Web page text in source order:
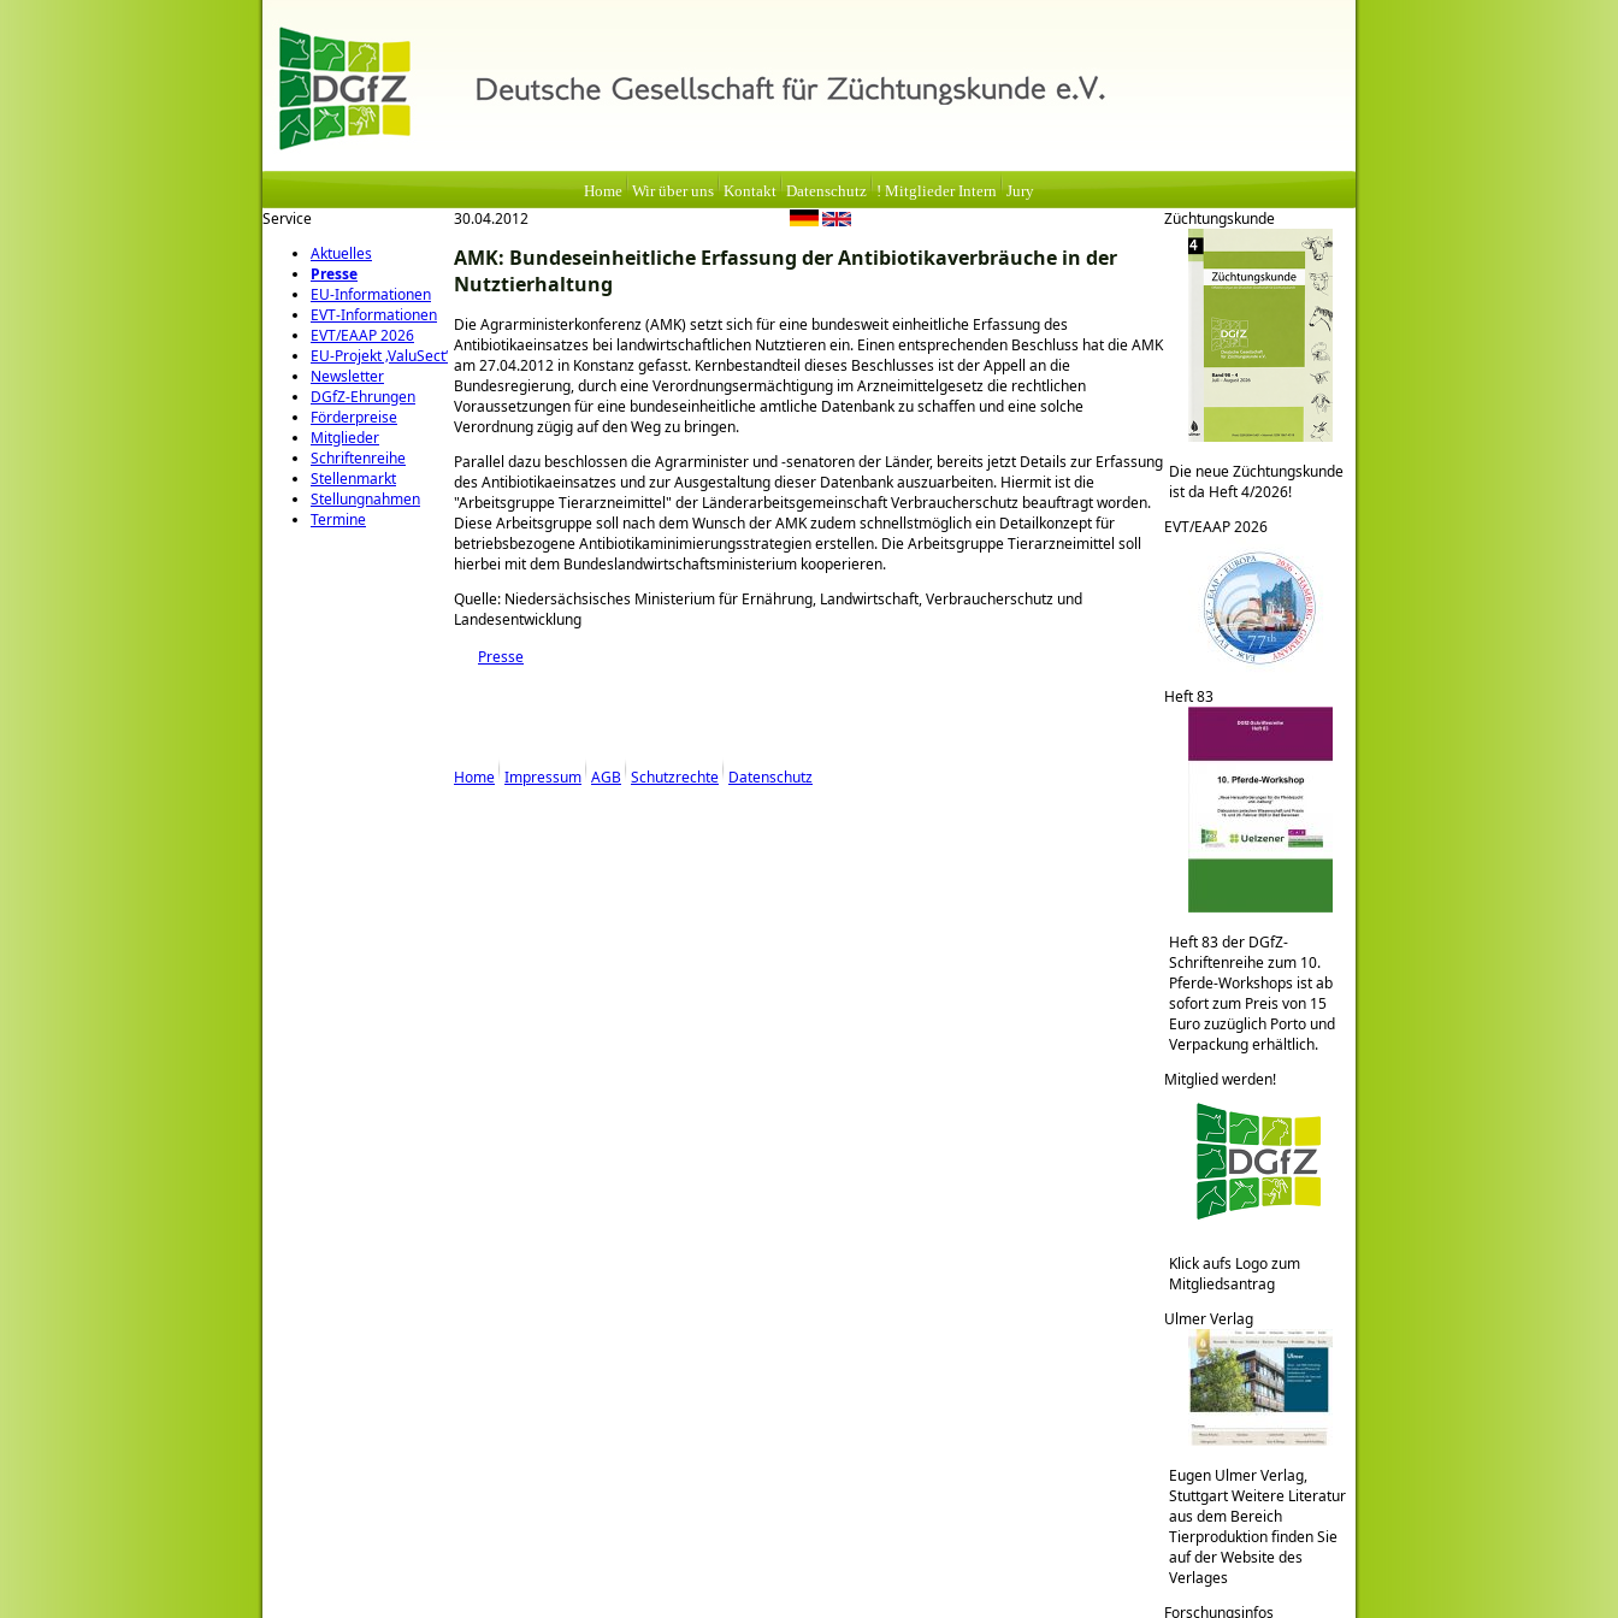
Home Wir über uns Kontakt Datenschutz ! Mitglieder Intern Jury
Service
Aktuelles
Presse
EU-Informationen
EVT-Informationen
EVT/EAAP 2026
EU-Projekt ‚ValuSect‘
Newsletter
DGfZ-Ehrungen
Förderpreise
Mitglieder
Schriftenreihe
Stellenmarkt
Stellungnahmen
Termine
30.04.2012
AMK: Bundeseinheitliche Erfassung der Antibiotikaverbräuche in der
Nutztierhaltung
Die Agrarministerkonferenz (AMK) setzt sich für eine bundesweit einheitliche Erfassung des
Antibiotikaeinsatzes bei landwirtschaftlichen Nutztieren ein. Einen entsprechenden Beschluss hat die AMK
am 27.04.2012 in Konstanz gefasst. Kernbestandteil dieses Beschlusses ist der Appell an die
Bundesregierung, durch eine Verordnungsermächtigung im Arzneimittelgesetz die rechtlichen
Voraussetzungen für eine bundeseinheitliche amtliche Datenbank zu schaffen und eine solche
Verordnung zügig auf den Weg zu bringen.
Parallel dazu beschlossen die Agrarminister und -senatoren der Länder, bereits jetzt Details zur Erfassung
des Antibiotikaeinsatzes und zur Ausgestaltung dieser Datenbank auszuarbeiten. Hiermit ist die
Arbeitsgruppe Tierarzneimittel der Länderarbeitsgemeinschaft Verbraucherschutz beauftragt worden.
Diese Arbeitsgruppe soll nach dem Wunsch der AMK zudem schnellstmöglich ein Detailkonzept für
betriebsbezogene Antibiotikaminimierungsstrategien erstellen. Die Arbeitsgruppe Tierarzneimittel soll
hierbei mit dem Bundeslandwirtschaftsministerium kooperieren.
Quelle: Niedersächsisches Ministerium für Ernährung, Landwirtschaft, Verbraucherschutz und
Landesentwicklung
Presse
Home Impressum AGB Schutzrechte Datenschutz
Züchtungskunde
Die neue Züchtungskunde
ist da Heft 4/2026!
EVT/EAAP 2026
Heft 83
Heft 83 der DGfZ-
Schriftenreihe zum 10.
Pferde-Workshops ist ab
sofort zum Preis von 15
Euro zuzüglich Porto und
Verpackung erhältlich.
Mitglied werden!
Klick aufs Logo zum
Mitgliedsantrag
Ulmer Verlag
Eugen Ulmer Verlag,
Stuttgart Weitere Literatur
aus dem Bereich
Tierproduktion finden Sie
auf der Website des
Verlages
Forschungsinfos